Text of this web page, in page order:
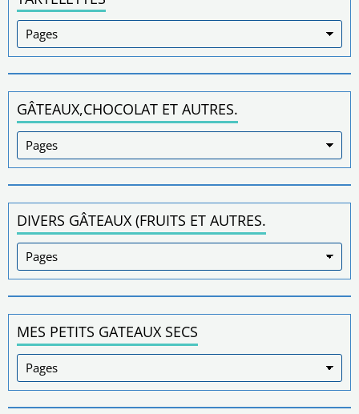
GÂTEAUX,CHOCOLAT ET AUTRES.
DIVERS GÂTEAUX (FRUITS ET AUTRES.
MES PETITS GATEAUX SECS